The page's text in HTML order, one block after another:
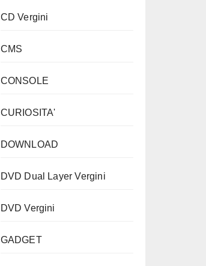
CD Vergini
CMS
CONSOLE
CURIOSITA'
DOWNLOAD
DVD Dual Layer Vergini
DVD Vergini
GADGET